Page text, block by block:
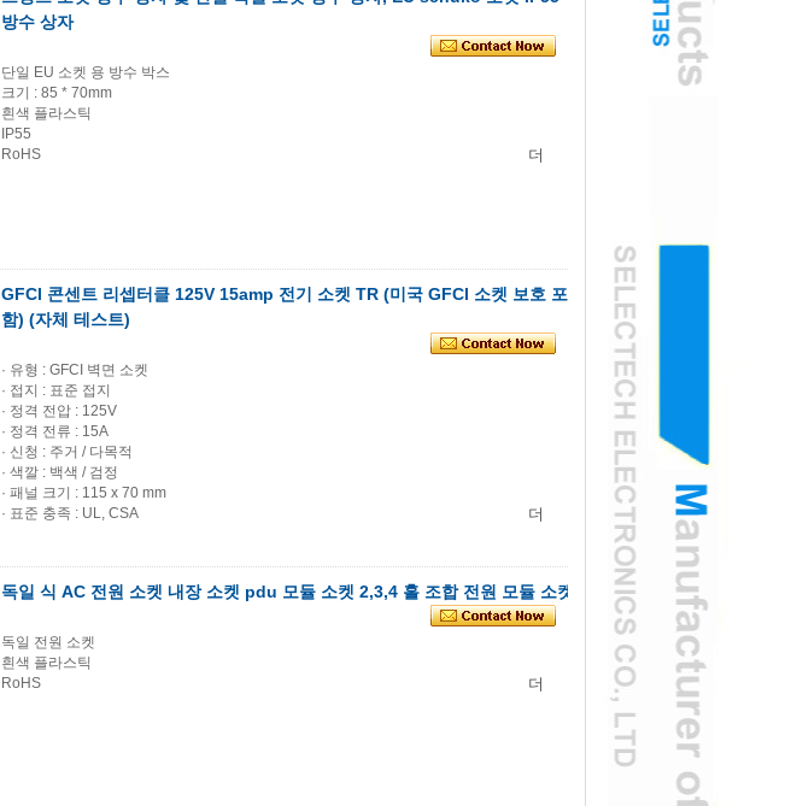
방수 상자
단일 EU 소켓 용 방수 박스
크기 : 85 * 70mm
흰색 플라스틱
IP55
RoHS
더
GFCI 콘센트 리셉터클 125V 15amp 전기 소켓 TR (미국 GFCI 소켓 보호 포
함) (자체 테스트)
· 유형 : GFCI 벽면 소켓
· 접지 : 표준 접지
· 정격 전압 : 125V
· 정격 전류 : 15A
· 신청 : 주거 / 다목적
· 색깔 : 백색 / 검정
· 패널 크기 : 115 x 70 mm
· 표준 충족 : UL, CSA
더
독일 식 AC 전원 소켓 내장 소켓 pdu 모듈 소켓 2,3,4 홀 조합 전원 모듈 소켓
독일 전원 소켓
흰색 플라스틱
RoHS
더